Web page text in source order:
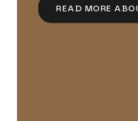
READ MORE